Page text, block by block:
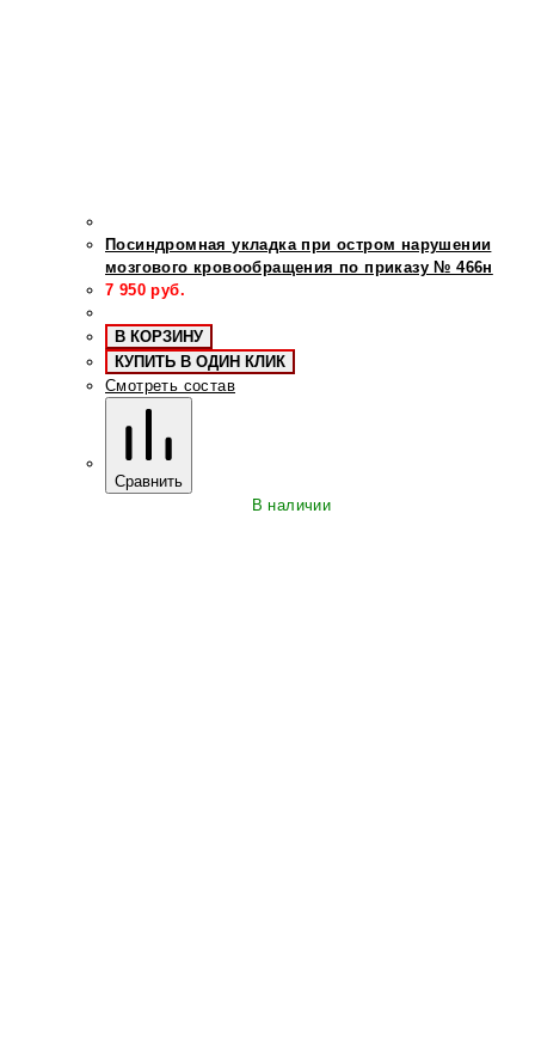
Посиндромная укладка при остром нарушении
мозгового кровообращения по приказу № 466н
7 950 руб.
В КОРЗИНУ
КУПИТЬ В ОДИН КЛИК
Смотреть состав
Сравнить
В наличии